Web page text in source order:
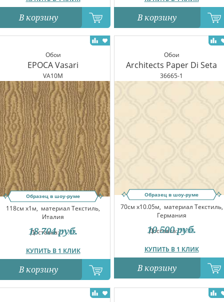
В корзину В корзину
Обои
EPOCA Vasari
VA10M
Образец в шоу-руме
118см x1м, материал Текстиль,
Италия
Доставка:11.08
КУПИТЬ В 1 КЛИК
18 704 руб.
В корзину
Обои
Architects Paper Di Seta
36665-1
Образец в шоу-руме
70см x10.05м, материал Текстиль,
Германия
Доставка:10.08
КУПИТЬ В 1 КЛИК
10 500 руб.
В корзину